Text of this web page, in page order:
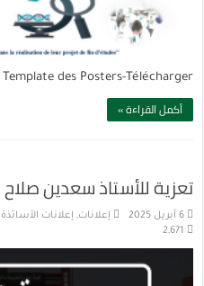
Template des Posters-Télécharger
أكمل القراءة »
تعزية للأستاذ سعدين صلاح
6 أبريل 2025 إعلانات, إعلانات الأساتذة
2,671